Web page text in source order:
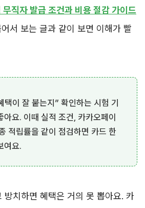
직자 발급 조건과 비용 절감 가이드
서 보는 글과 같이 보면 이해가 빨
택이 잘 붙는지” 확인하는 시험 기
아요. 이때 실적 조건, 카카오페이
적립률을 같이 점검하면 카드 한
여요.
방치하면 혜택은 거의 못 뽑아요. 카